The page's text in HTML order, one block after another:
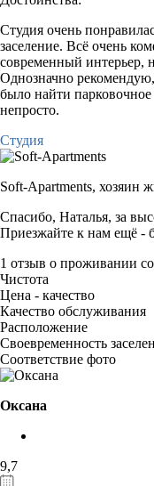
Студия очень
заселение. Всё очень
современный интерьер,
Однозначно
было найти
непросто.
Студия
Soft-Apartments, хозяин
Спасибо, Наталья, за
Приезжайте к нам ещё -
1 отзыв о проживании
Чистота
Цена - качество
Качество обслуживания
Расположение
Своевременность
Соответствие фото
Оксана
9,7